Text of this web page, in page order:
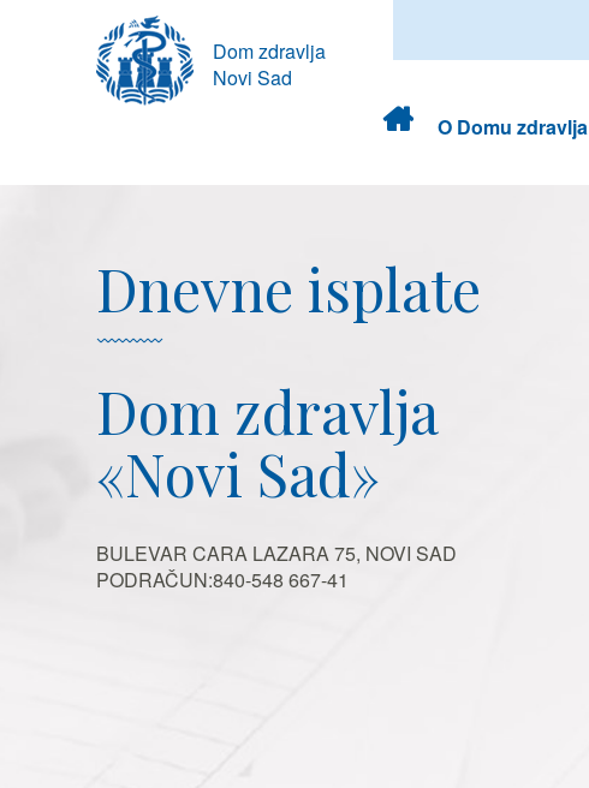
Dom zdravlja
Novi Sad
Dom
zdravlja
O Domu zdravlja
Dnevne isplate
Dom zdravlja
«Novi Sad»
BULEVAR CARA LAZARA 75, NOVI SAD
PODRAČUN:840-548 667-41